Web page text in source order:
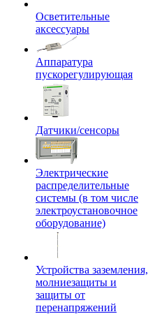
Осветительные
аксессуары
Аппаратура
пускорегулирующая
Датчики/сенсоры
Электрические
распределительные
системы (в том числе
электроустановочное
оборудование)
Устройства заземления,
молниезащиты и
защиты от
перенапряжений